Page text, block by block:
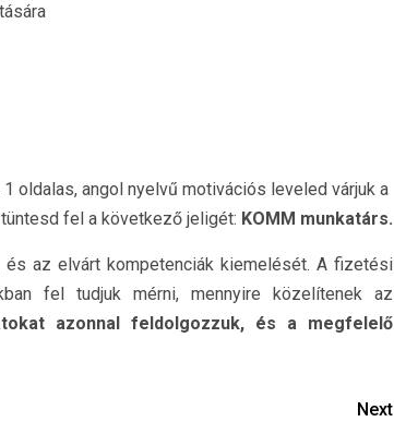
oldalas, angol nyelvű motivációs leveled várjuk a
fel a következő jeligét: KOMM munkatárs.
az elvárt kompetenciák kiemelését. A fizetési
fel tudjuk mérni, mennyire közelítenek az
azonnal feldolgozzuk, és a megfelelő
Next